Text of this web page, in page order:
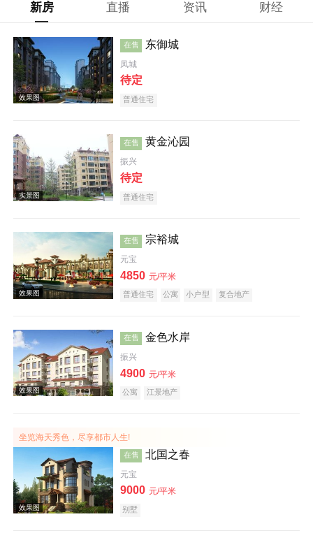
新房 直播 资讯 财经
效果图
在售 东御城
凤城
待定
普通住宅
实景图
在售 黄金沁园
振兴
待定
普通住宅
效果图
在售 宗裕城
元宝
4850 元/平米
普通住宅 公寓 小户型 复合地产
在售 金色水岸
振兴
4900 元/平米
公寓 江景地产
坐览海天秀色，尽享都市人生!
在售 北国之春
元宝
9000 元/平米
别墅